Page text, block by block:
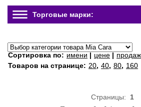
Торговые марки:
Сортировка по: имени | цене |
Товаров на странице: 20, 40, 80, 160
Страницы: 1